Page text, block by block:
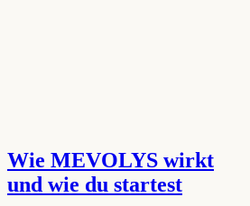
Wie MEVOLYS wirkt
und wie du startest